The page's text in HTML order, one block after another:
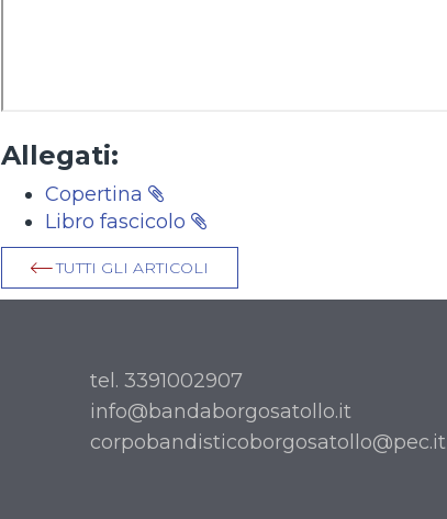
Allegati:
Copertina
Libro fascicolo
TUTTI GLI ARTICOLI
tel. 3391002907
info@bandaborgosatollo.it
corpobandisticoborgosatollo@pec.it